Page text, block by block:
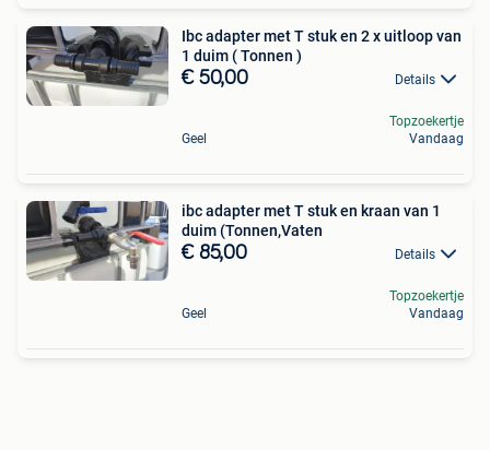
Ibc adapter met T stuk en 2 x uitloop van
1 duim ( Tonnen )
€ 50,00 Details
Geel
Topzoekertje
Vandaag
ibc adapter met T stuk en kraan van 1
duim (Tonnen,Vaten
€ 85,00 Details
Geel
Topzoekertje
Vandaag